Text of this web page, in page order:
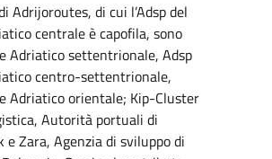
Adrijoroutes, di cui l’Adsp del
centrale è capofila, sono
Adriatico settentrionale, Adsp
centro-settentrionale,
Adriatico orientale; Kip-Cluster
Autorità portuali di
e Zara, Agenzia di sviluppo di